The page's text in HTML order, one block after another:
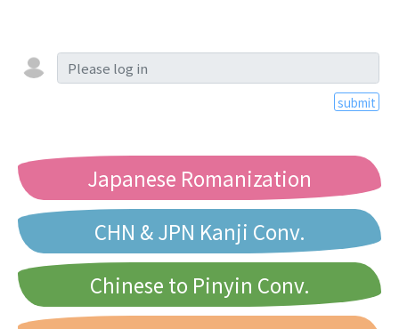
submit
Japanese Romanization
CHN & JPN Kanji Conv.
Chinese to Pinyin Conv.